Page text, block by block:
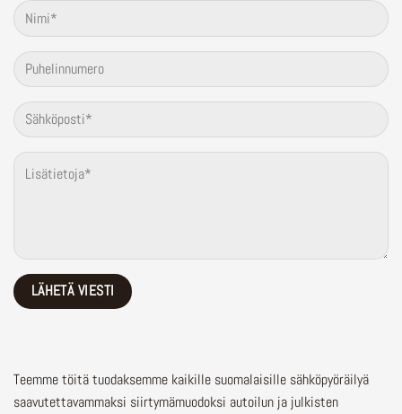
Teemme töitä tuodaksemme kaikille suomalaisille sähköpyöräilyä
saavutettavammaksi siirtymämuodoksi autoilun ja julkisten